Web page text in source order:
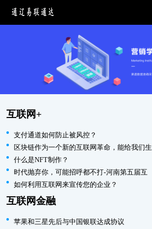
互联网+
支付通道如何防止被风控？
区块链作为一个新的互联网革命，能给我们生
什么是NFT制作？
时代抛弃你，可能招呼都不打-河南第五届互
如何利用互联网来宣传您的企业？
互联网金融
苹果和三星先后与中国银联达成协议